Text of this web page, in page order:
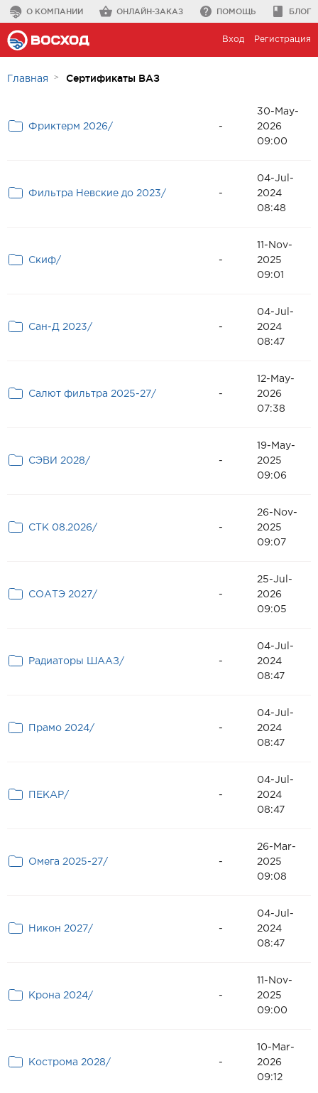
О КОМПАНИИ ОНЛАЙН-ЗАКАЗ ПОМОЩЬ БЛОГ
Вход Регистрация
Главная Сертификаты ВАЗ
Фриктерм 2026/ -
30-May-
2026
09:00
Фильтра Невские до 2023/ -
04-Jul-
2024
08:48
Скиф/ -
11-Nov-
2025
09:01
Сан-Д 2023/ -
04-Jul-
2024
08:47
Салют фильтра 2025-27/ -
12-May-
2026
07:38
СЭВИ 2028/ -
19-May-
2025
09:06
СТК 08.2026/ -
26-Nov-
2025
09:07
СОАТЭ 2027/ -
25-Jul-
2026
09:05
Радиаторы ШААЗ/ -
04-Jul-
2024
08:47
Прамо 2024/ -
04-Jul-
2024
08:47
ПЕКАР/ -
04-Jul-
2024
08:47
Омега 2025-27/ -
26-Mar-
2025
09:08
Никон 2027/ -
04-Jul-
2024
08:47
Крона 2024/ -
11-Nov-
2025
09:00
Кострома 2028/ -
10-Mar-
2026
09:12